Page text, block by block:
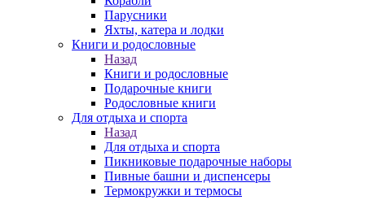
Парусники
Яхты, катера и лодки
Книги и родословные
Назад
Книги и родословные
Подарочные книги
Родословные книги
Для отдыха и спорта
Назад
Для отдыха и спорта
Пикниковые подарочные наборы
Пивные башни и диспенсеры
Термокружки и термосы